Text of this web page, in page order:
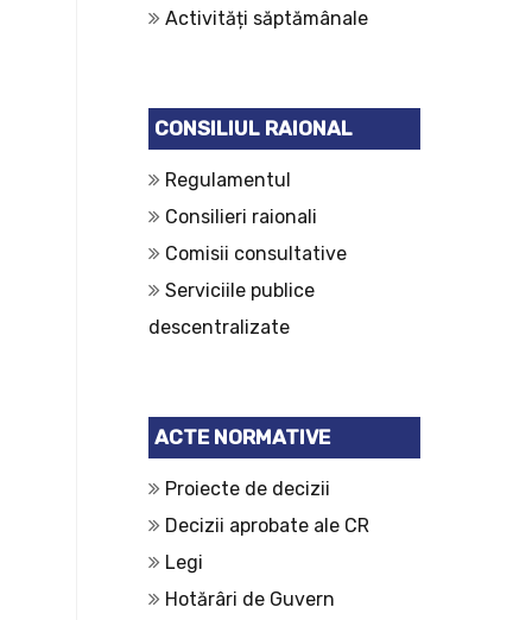
Activități săptămânale
CONSILIUL RAIONAL
Regulamentul
Consilieri raionali
Comisii consultative
Serviciile publice
descentralizate
ACTE NORMATIVE
Proiecte de decizii
Decizii aprobate ale CR
Legi
Hotărâri de Guvern